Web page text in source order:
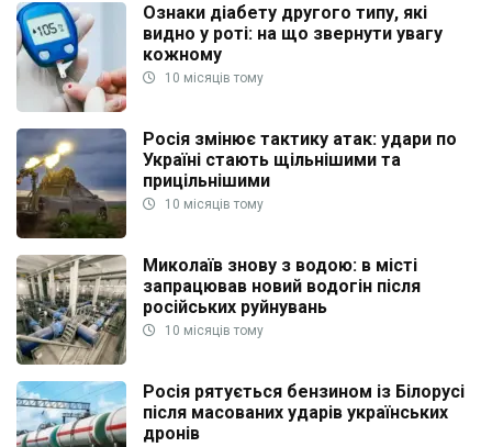
Ознаки діабету другого типу, які
видно у роті: на що звернути увагу
кожному
10 місяців тому
Росія змінює тактику атак: удари по
Україні стають щільнішими та
прицільнішими
10 місяців тому
Миколаїв знову з водою: в місті
запрацював новий водогін після
російських руйнувань
10 місяців тому
Росія рятується бензином із Білорусі
після масованих ударів українських
дронів